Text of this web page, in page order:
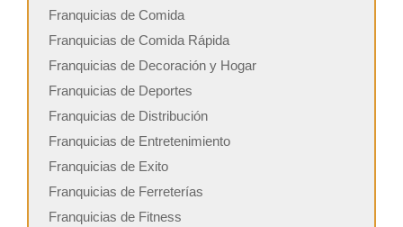
Franquicias de Comida
Franquicias de Comida Rápida
Franquicias de Decoración y Hogar
Franquicias de Deportes
Franquicias de Distribución
Franquicias de Entretenimiento
Franquicias de Exito
Franquicias de Ferreterías
Franquicias de Fitness